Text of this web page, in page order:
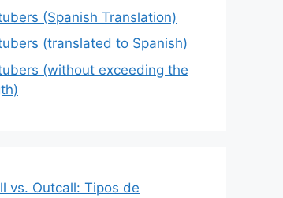
(Spanish Translation)
(translated to Spanish)
(without exceeding the
vs. Outcall: Tipos de